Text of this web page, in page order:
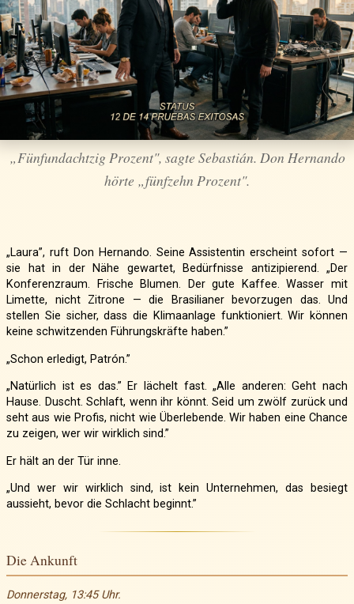
„Fünfundachtzig Prozent", sagte Sebastián. Don Hernando
hörte „fünfzehn Prozent".
„Laura”, ruft Don Hernando. Seine Assistentin erscheint sofort —
sie hat in der Nähe gewartet, Bedürfnisse antizipierend. „Der
Konferenzraum. Frische Blumen. Der gute Kaffee. Wasser mit
Limette, nicht Zitrone — die Brasilianer bevorzugen das. Und
stellen Sie sicher, dass die Klimaanlage funktioniert. Wir können
keine schwitzenden Führungskräfte haben.”
„Schon erledigt, Patrón.”
„Natürlich ist es das.” Er lächelt fast. „Alle anderen: Geht nach
Hause. Duscht. Schlaft, wenn ihr könnt. Seid um zwölf zurück und
seht aus wie Profis, nicht wie Überlebende. Wir haben eine Chance
zu zeigen, wer wir wirklich sind.”
Er hält an der Tür inne.
„Und wer wir wirklich sind, ist kein Unternehmen, das besiegt
aussieht, bevor die Schlacht beginnt.”
Die Ankunft
Donnerstag, 13:45 Uhr.